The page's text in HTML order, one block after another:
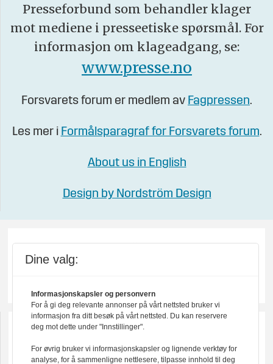
Presseforbund som behandler klager
mot mediene i presseetiske spørsmål. For
informasjon om klageadgang, se:
www.presse.no
Forsvarets forum er medlem av Fagpressen.
Les mer i Formålsparagraf for Forsvarets forum.
About us in English
Design by Nordström Design
Dine valg:
Informasjonskapsler og personvern
For å gi deg relevante annonser på vårt nettsted bruker vi
informasjon fra ditt besøk på vårt nettsted. Du kan reservere
deg mot dette under "Innstillinger".
For øvrig bruker vi informasjonskapsler og lignende verktøy for
analyse, for å sammenligne nettlesere, tilpasse innhold til deg